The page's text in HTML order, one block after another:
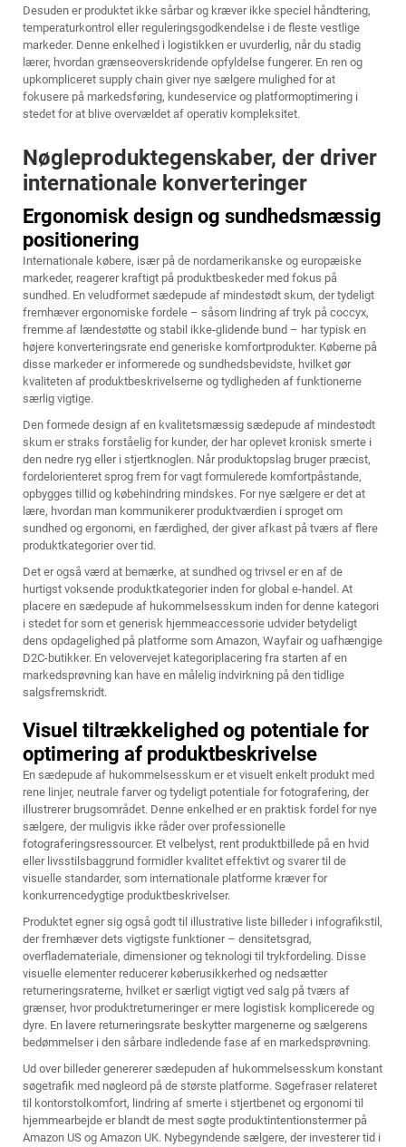
Desuden er produktet ikke sårbar og kræver ikke speciel håndtering,
temperaturkontrol eller reguleringsgodkendelse i de fleste vestlige
markeder. Denne enkelhed i logistikken er uvurderlig, når du stadig
lærer, hvordan grænseoverskridende opfyldelse fungerer. En ren og
upkompliceret supply chain giver nye sælgere mulighed for at
fokusere på markedsføring, kundeservice og platformoptimering i
stedet for at blive overvældet af operativ kompleksitet.
Nøgleproduktegenskaber, der driver
internationale konverteringer
Ergonomisk design og sundhedsmæssig
positionering
Internationale købere, især på de nordamerikanske og europæiske
markeder, reagerer kraftigt på produktbeskeder med fokus på
sundhed. En veludformet sædepude af mindestødt skum, der tydeligt
fremhæver ergonomiske fordele – såsom lindring af tryk på coccyx,
fremme af lændestøtte og stabil ikke-glidende bund – har typisk en
højere konverteringsrate end generiske komfortprodukter. Køberne på
disse markeder er informerede og sundhedsbevidste, hvilket gør
kvaliteten af produktbeskrivelserne og tydligheden af funktionerne
særlig vigtige.
Den formede design af en kvalitetsmæssig sædepude af mindestødt
skum er straks forståelig for kunder, der har oplevet kronisk smerte i
den nedre ryg eller i stjertknoglen. Når produktopslag bruger præcist,
fordelorienteret sprog frem for vagt formulerede komfortpåstande,
opbygges tillid og købehindring mindskes. For nye sælgere er det at
lære, hvordan man kommunikerer produktværdien i sproget om
sundhed og ergonomi, en færdighed, der giver afkast på tværs af flere
produktkategorier over tid.
Det er også værd at bemærke, at sundhed og trivsel er en af de
hurtigst voksende produktkategorier inden for global e-handel. At
placere en sædepude af hukommelsesskum inden for denne kategori
i stedet for som et generisk hjemmeaccessorie udvider betydeligt
dens opdagelighed på platforme som Amazon, Wayfair og uafhængige
D2C-butikker. En velovervejet kategoriplacering fra starten af en
markedsprøvning kan have en målelig indvirkning på den tidlige
salgsfremskridt.
Visuel tiltrækkelighed og potentiale for
optimering af produktbeskrivelse
En sædepude af hukommelsesskum er et visuelt enkelt produkt med
rene linjer, neutrale farver og tydeligt potentiale for fotografering, der
illustrerer brugsområdet. Denne enkelhed er en praktisk fordel for nye
sælgere, der muligvis ikke råder over professionelle
fotograferingsressourcer. Et velbelyst, rent produktbillede på en hvid
eller livsstilsbaggrund formidler kvalitet effektivt og svarer til de
visuelle standarder, som internationale platforme kræver for
konkurrencedygtige produktbeskrivelser.
Produktet egner sig også godt til illustrative liste billeder i infografikstil,
der fremhæver dets vigtigste funktioner – densitetsgrad,
overflademateriale, dimensioner og teknologi til trykfordeling. Disse
visuelle elementer reducerer køberusikkerhed og nedsætter
returneringsraterne, hvilket er særligt vigtigt ved salg på tværs af
grænser, hvor produktreturneringer er mere logistisk komplicerede og
dyre. En lavere returneringsrate beskytter margenerne og sælgerens
bedømmelser i den sårbare indledende fase af en markedsprøvning.
Ud over billeder genererer sædepuden af hukommelsesskum konstant
søgetrafik med nøgleord på de største platforme. Søgefraser relateret
til kontorstolkomfort, lindring af smerte i stjertbenet og ergonomi til
hjemmearbejde er blandt de mest søgte produktintentionstermer på
Amazon US og Amazon UK. Nybegyndende sælgere, der investerer tid i